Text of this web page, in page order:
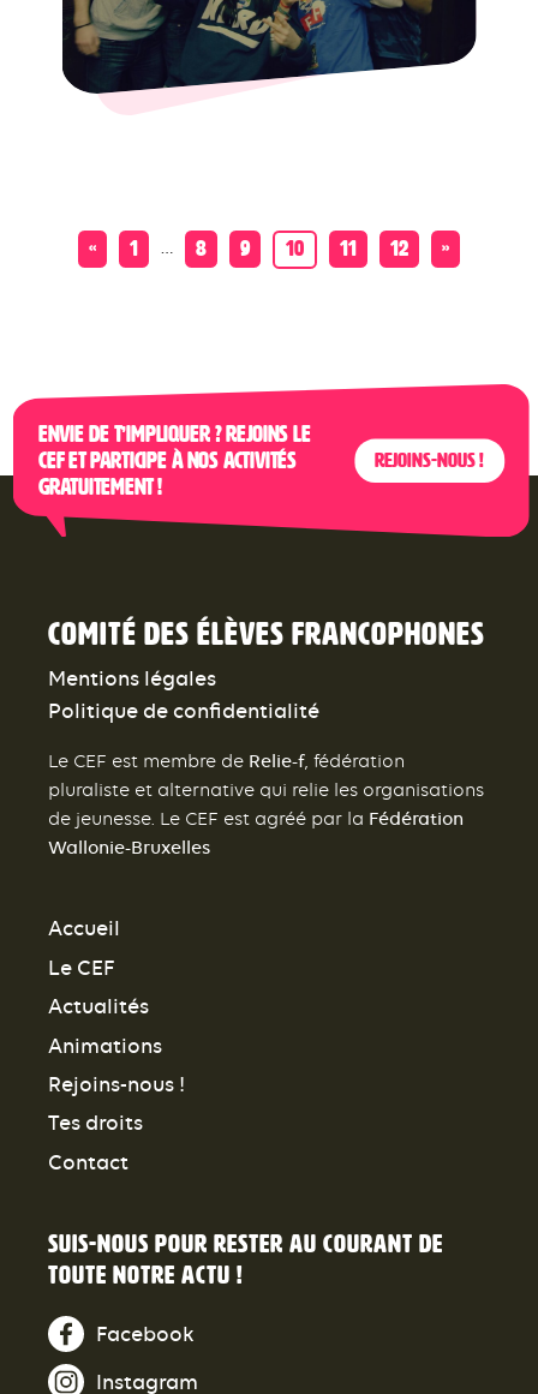
« 1 8 9 10 11 12 »
Envie de t’impliquer ? Rejoins le
CEF et participe à nos activités
gratuitement !
Rejoins-nous !
Comité des élèves francophones
Mentions légales
Politique de confidentialité
Le CEF est membre de Relie-f, fédération
pluraliste et alternative qui relie les organisations
de jeunesse. Le CEF est agréé par la Fédération
Wallonie-Bruxelles
Accueil
Le CEF
Actualités
Animations
Rejoins-nous !
Tes droits
Contact
Suis-nous pour rester au courant de
toute notre actu !
Facebook
Instagram